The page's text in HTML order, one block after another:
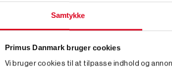
Samtykke
Primus Danmark bruger cookies
Vi bruger cookies til at tilpasse indhold og